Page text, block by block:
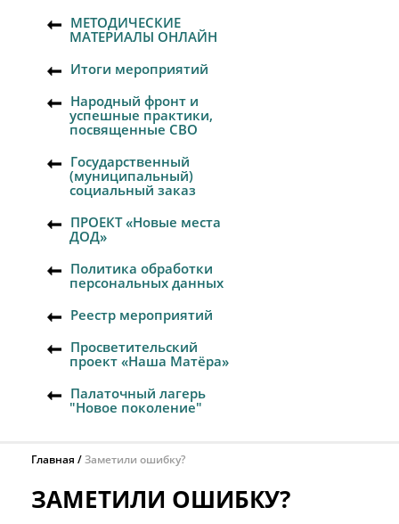
МЕТОДИЧЕСКИЕ
МАТЕРИАЛЫ ОНЛАЙН
Итоги мероприятий
Народный фронт и
успешные практики,
посвященные СВО
Государственный
(муниципальный)
социальный заказ
ПРОЕКТ «Новые места
ДОД»
Политика обработки
персональных данных
Реестр мероприятий
Просветительский
проект «Наша Матёра»
Палаточный лагерь
"Новое поколение"
Главная Заметили ошибку?
ЗАМЕТИЛИ ОШИБКУ?